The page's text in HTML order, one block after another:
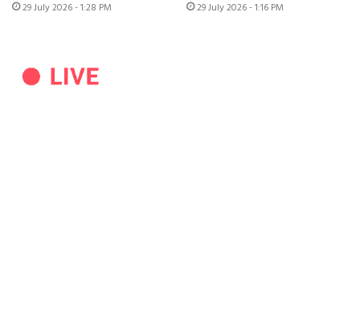
29 July 2026 - 1:28 PM 29 July 2026 - 1:16 PM